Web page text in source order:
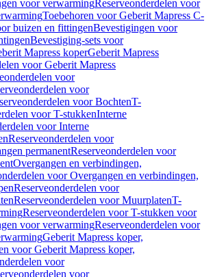
voor verwarmingReserveonderdelen voor
Toebehoren voor Geberit Mapress C-
buizen en fittingenBevestigingen voor
Bevestiging-sets voor
Mapress koperGeberit Mapress
voor Geberit Mapress
voor
voor
voor BochtenT-
voor T-stukkenInterne
voor Interne
Reserveonderdelen voor
permanentReserveonderdelen voor
Overgangen en verbindingen,
voor Overgangen en verbindingen,
Reserveonderdelen voor
Reserveonderdelen voor MuurplatenT-
Reserveonderdelen voor T-stukken voor
voor verwarmingReserveonderdelen voor
Geberit Mapress koper,
voor Geberit Mapress koper,
voor
voor